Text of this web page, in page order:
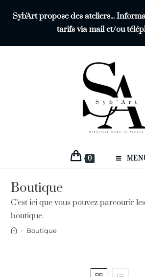
Syb'Art propose des ateliers...
tarifs via mail et/ou
0
Boutique
C’est ici que vous pouvez parcourir
boutique.
> Boutique